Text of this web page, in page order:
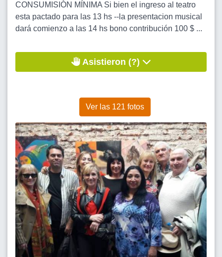
CONSUMISIÒN MÍNIMA Si bien el ingreso al teatro
esta pactado para las 13 hs --la presentacion musical
dará comienzo a las 14 hs bono contribución 100 $ ...
Asistieron (?)
Ver las 121 fotos